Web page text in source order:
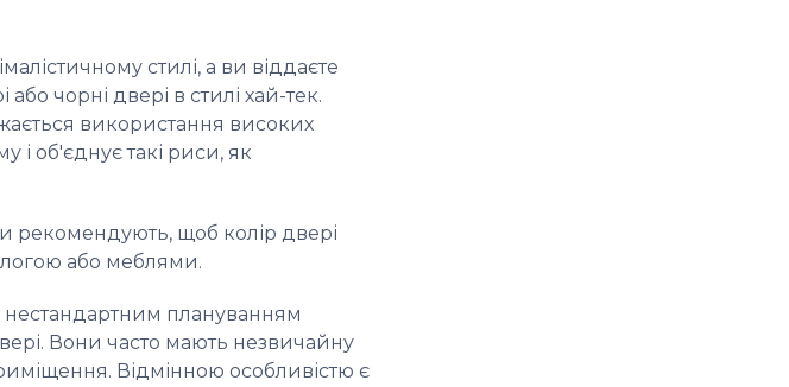
стилі, а ви віддаєте
або чорні двері в стилі хай-тек.
використання високих
і об'єднує такі риси, як
рекомендують, щоб колір двері
або меблями.
нестандартним плануванням
. Вони часто мають незвичайну
Відмінною особливістю є